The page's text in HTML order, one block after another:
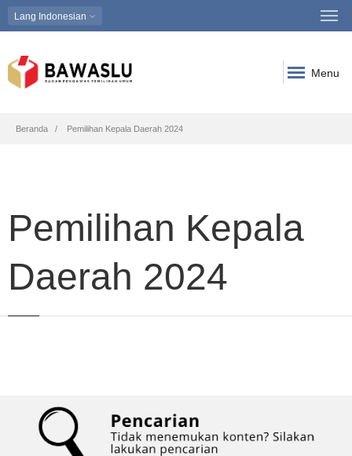
Lang Indonesian
Menu
Breadcrumb
Beranda Pemilihan Kepala Daerah 2024
Pemilihan Kepala
Daerah 2024